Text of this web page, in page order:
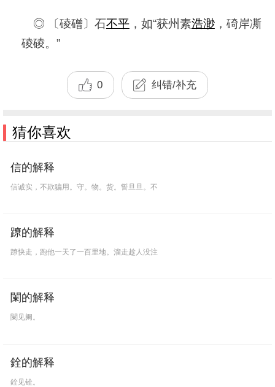
◎ 〔碐磳〕石不平，如“获州素浩渺，碕岸凘
碐碐。”
0 纠错/补充
猜你喜欢
信的解释
信诚实，不欺骗用。守。物。货。誓旦旦。不
蹽的解释
蹽快走，跑他一天了一百里地。溜走趁人没注
闌的解释
闌见阑。
銓的解释
銓见铨。